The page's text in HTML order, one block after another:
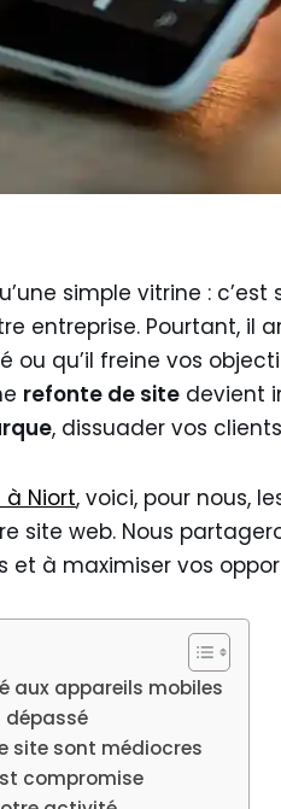
simple vitrine :
entreprise. Pourtant, il
qu’il freine vos
refonte de site devient
, dissuader vos
Niort, voici, pour nous,
site web. Nous
et à maximiser vos
aux appareils mobiles
dépassé
site sont médiocres
compromise